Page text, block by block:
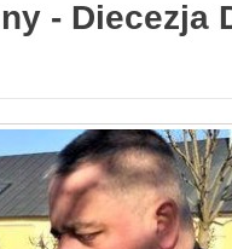
- Diecezja